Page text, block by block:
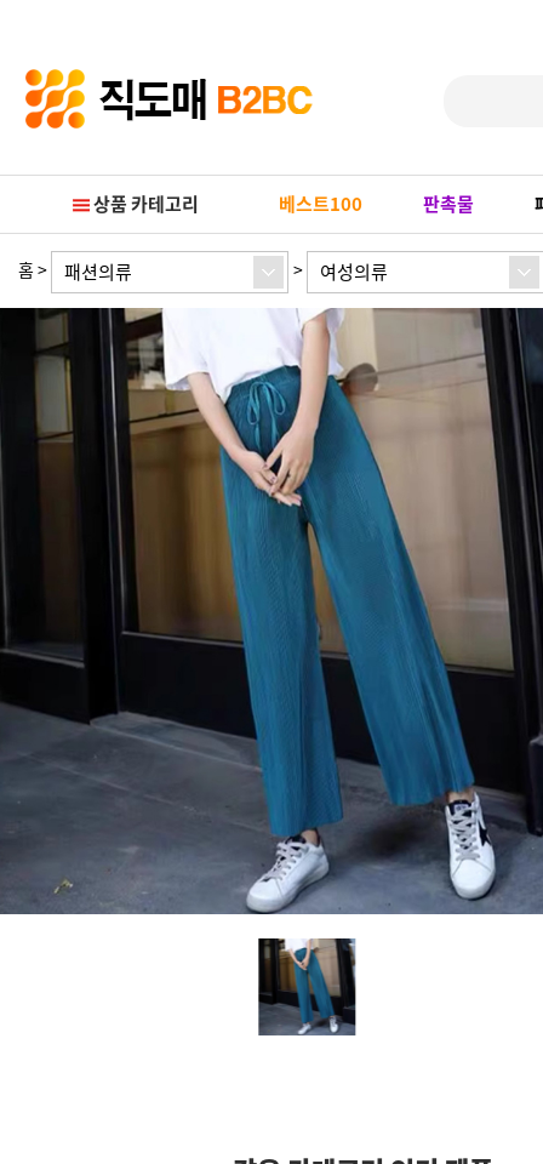
PrevNext
상품 카테고리 베스트100 판촉물
홈 > 패션의류 > 여성의류